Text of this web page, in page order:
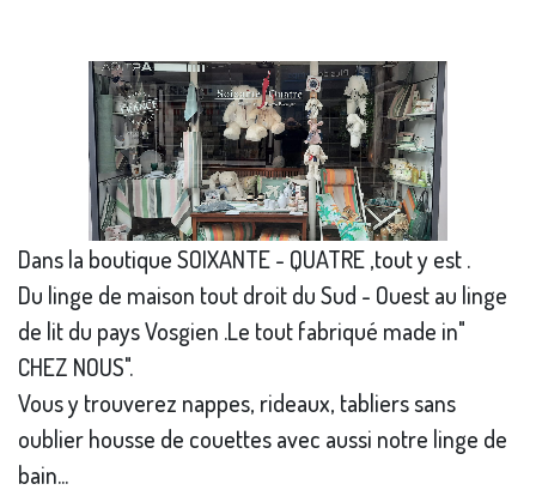
Dans la boutique SOIXANTE - QUATRE ,tout y est .
Du linge de maison tout droit du Sud - Ouest au linge
de lit du pays Vosgien .Le tout fabriqué made in"
CHEZ NOUS".
Vous y trouverez nappes, rideaux, tabliers sans
oublier housse de couettes avec aussi notre linge de
bain...